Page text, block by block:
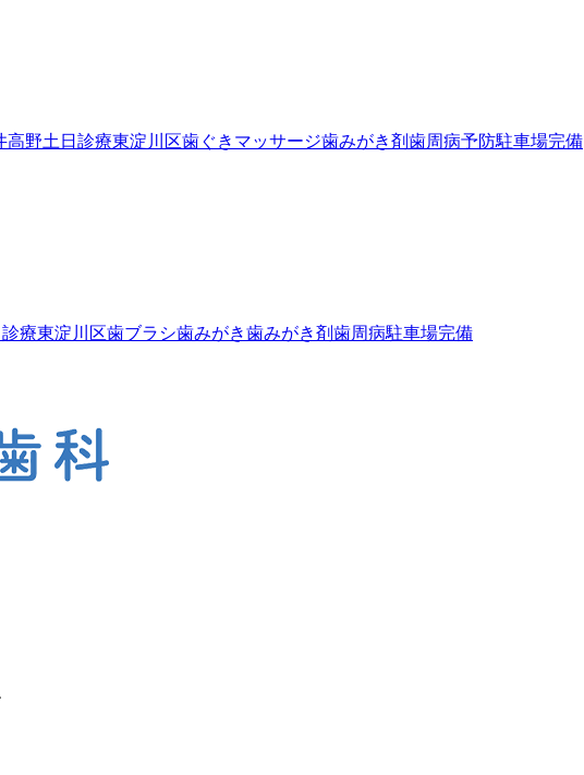
高野土日診療東淀川区歯ぐきマッサージ歯みがき剤歯周病予防駐車場完備
療東淀川区歯ブラシ歯みがき歯みがき剤歯周病駐車場完備